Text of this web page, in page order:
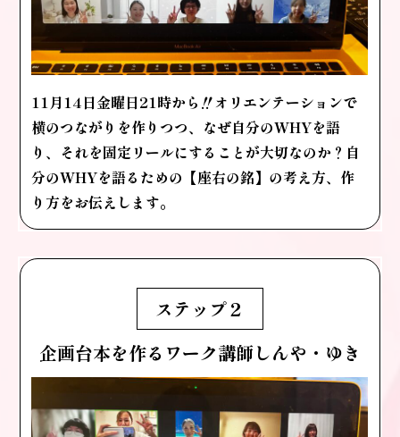
11月14日金曜日21時から‼️オリエンテーションで
横のつながりを作りつつ、 なぜ自分のWHYを語
り、それを固定リールにすることが大切なのか？ 自
分のWHYを語るための【座右の銘】の考え方、作
り方をお伝えします。
ステップ２
企画台本を作るワーク講師しんや・ゆき